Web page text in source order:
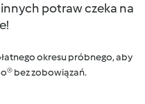
potraw czeka na
okresu próbnego, aby
bez zobowiązań.